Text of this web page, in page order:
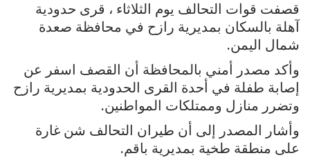
قصفت قوات التحالف يوم الثلاثاء ، قرى حدودية
آهلة بالسكان بمديرية رازح في محافظة صعدة
شمال اليمن.
وأكد مصدر أمني بالمحافظة أن القصف اسفر عن
إصابة طفلة في أحدة القرى الحدودية بمديرية رازح
وتضرر منازل وممتلكات المواطنين.
وأشار المصدر إلى أن طيران التحالف شن غارة
على منطقة طخية بمديرية باقم.